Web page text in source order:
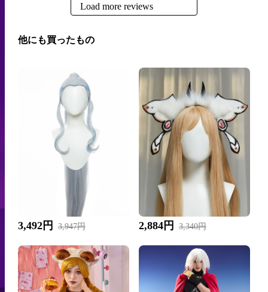
Load more reviews
他にも買ったもの
3,492円 3,947円 2,884円 3,340円